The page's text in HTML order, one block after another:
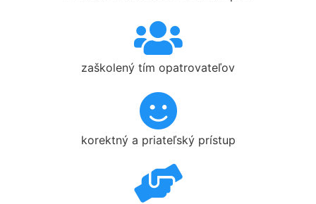
zaškolený tím opatrovateľov
korektný a priateľský prístup